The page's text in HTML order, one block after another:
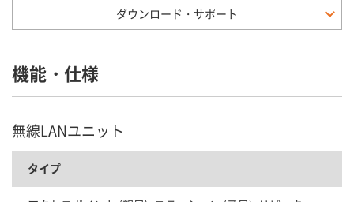
ダウンロード・サポート
機能・仕様
無線LANユニット
タイプ